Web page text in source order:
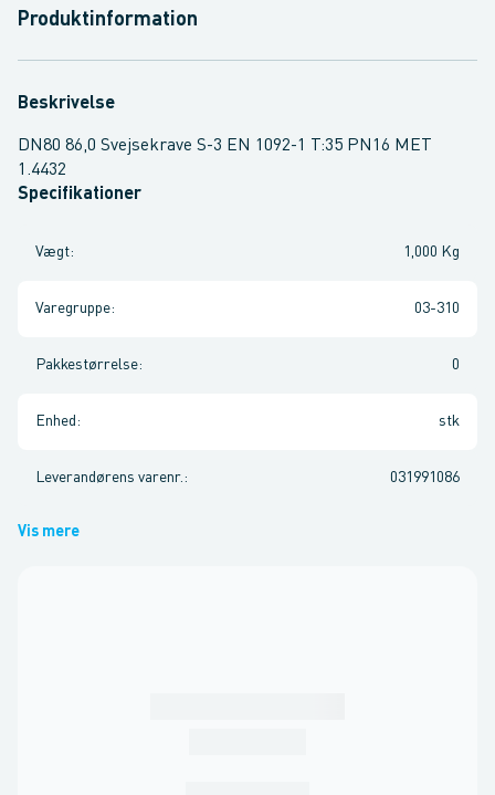
Produktinformation
Beskrivelse
DN80 86,0 Svejsekrave S-3 EN 1092-1 T:35 PN16 MET
1.4432
Specifikationer
Vægt: 1,000 Kg
Varegruppe: 03-310
Pakkestørrelse: 0
Enhed : stk
Leverandørens varenr. : 031991086
Vis mere